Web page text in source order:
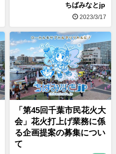
ちばみなとjp
2023/3/17
「第45回千葉市民花火大
会」花火打上げ業務に係
る企画提案の募集につい
て